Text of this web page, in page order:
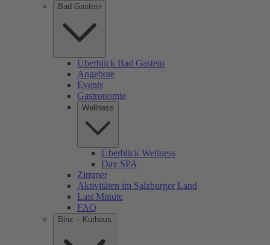
Bad Gastein
Überblick Bad Gastein
Angebote
Events
Gastronomie
Wellness
Überblick Wellness
Day SPA
Zimmer
Aktivitäten im Salzburger Land
Last Minute
FAQ
Binz – Kurhaus